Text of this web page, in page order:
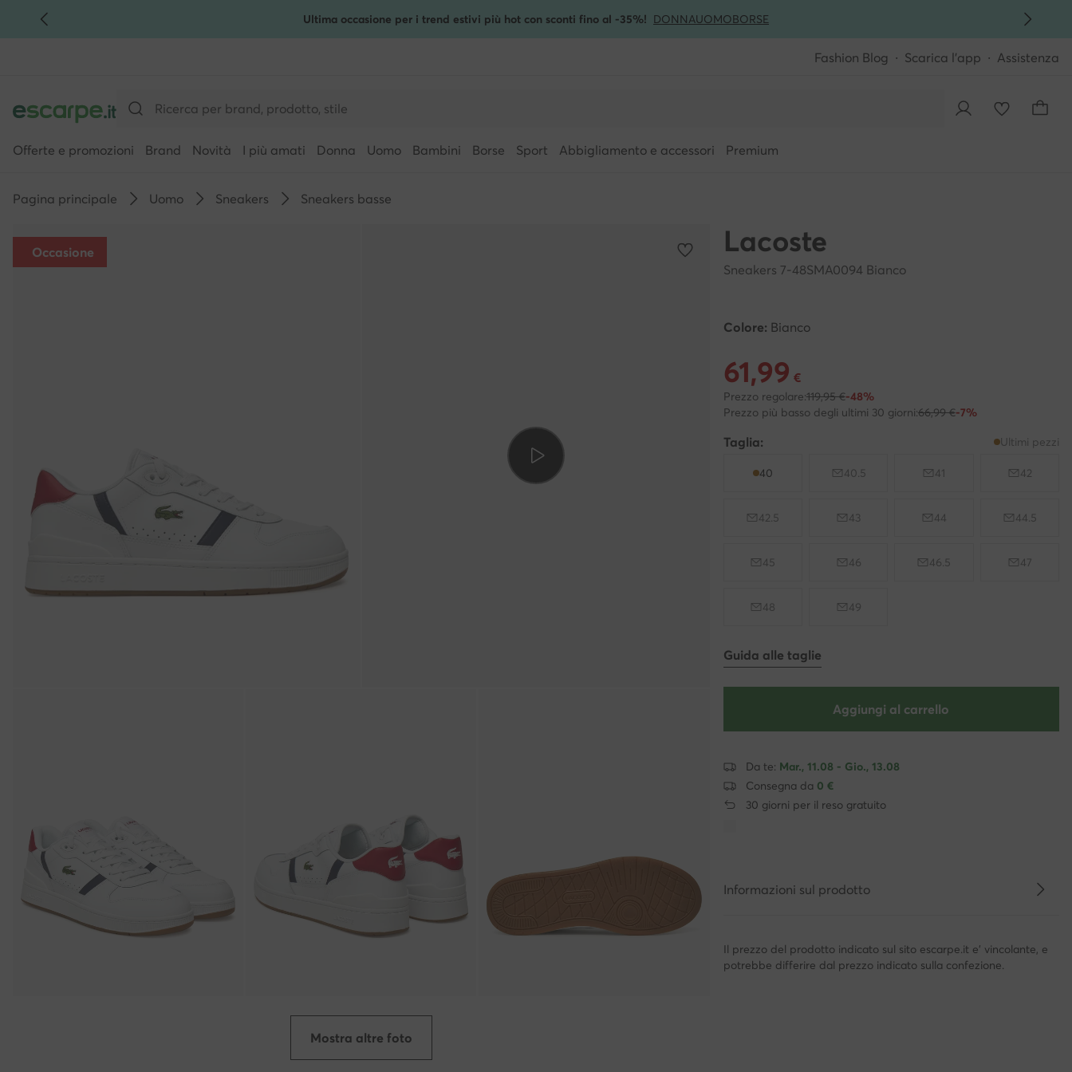
VAI AL CONTENUTO PRINCIPALE Ultima occasione per i trend estivi più hot con sconti fino al -35%! DONNAUOMOBORSE
Fashion Blog Scarica l'app Assistenza
Offerte e promozioni Brand Novità I più amati Donna Uomo Bambini Borse Sport Abbigliamento e accessori Premium
Pagina principale Uomo Sneakers Sneakers basse
Mostra altre foto
Occasione Lacoste
Sneakers 7-48SMA0094 Bianco
Colore: Bianco
Prezzo attuale 61,99 €
61,99 €
Prezzo regolare:119,95 €-48%
Prezzo più basso degli ultimi 30 giorni:66,99 €-7%
Taglia: Ultimi pezzi
40 40.5 41 42
42.5 43 44 44.5
45 46 46.5 47
48 49
Guida alle taglie
Aggiungi al carrello
Da te: Mar., 11.08 - Gio., 13.08
Consegna da 0 €
30 giorni per il reso gratuito
Informazioni sul prodotto
Il prezzo del prodotto indicato sul sito escarpe.it e' vincolante, e
potrebbe differire dal prezzo indicato sulla confezione.